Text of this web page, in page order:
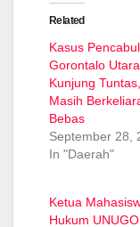
Related
Kasus
Gorontalo
Kunjung
Masih
Bebas
September 28,
In "Daerah"
Ketua
Hukum